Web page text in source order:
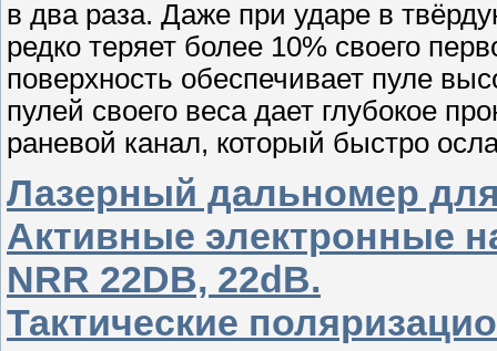
в два раза. Даже при ударе в
редко теряет более 10% своего
поверхность обеспечивает пуле
пулей своего веса дает глубокое
раневой канал, который быстро
Лазерный дальномер
Активные электронные
NRR 22DB, 22dB.
Тактические